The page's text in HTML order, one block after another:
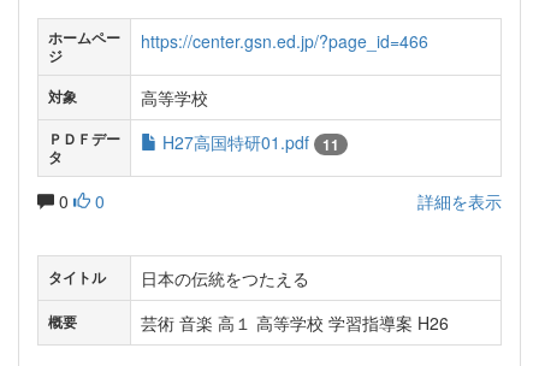
ホームペー
ジ
https://center.gsn.ed.jp/?page_id=466
対象 高等学校
ＰＤＦデー
タ
H27高国特研01.pdf 11
0 0 詳細を表示
タイトル 日本の伝統をつたえる
概要 芸術 音楽 高１ 高等学校 学習指導案 H26